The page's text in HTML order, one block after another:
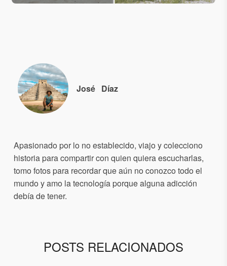
José Díaz
Apasionado por lo no establecido, viajo y colecciono
historia para compartir con quien quiera escucharlas,
tomo fotos para recordar que aún no conozco todo el
mundo y amo la tecnología porque alguna adicción
debía de tener.
POSTS RELACIONADOS